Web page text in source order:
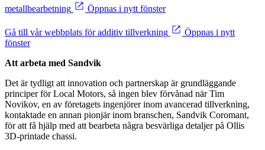
metallbearbetning
Öppnas i nytt fönster
Gå till vår webbplats för additiv tillverkning
Öppnas i nytt
fönster
Att arbeta med Sandvik
Det är tydligt att innovation och partnerskap är grundläggande
principer för Local Motors, så ingen blev förvånad när Tim
Novikov, en av företagets ingenjörer inom avancerad tillverkning,
kontaktade en annan pionjär inom branschen, Sandvik Coromant,
för att få hjälp med att bearbeta några besvärliga detaljer på Ollis
3D-printade chassi.